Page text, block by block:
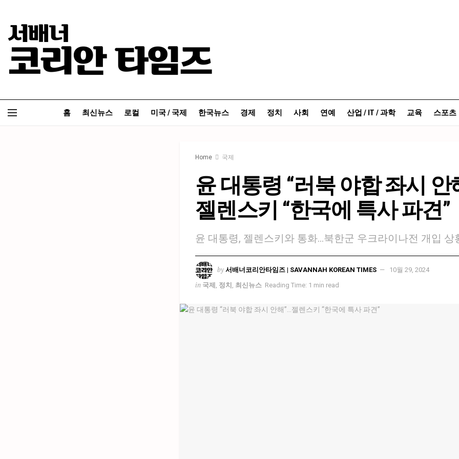
홈 최신뉴스 로컬 미국 / 국제 한국뉴스 경제 정치 사회 연예 산업 / IT / 과학 교육 스포츠
Home 국제
윤 대통령 “러북 야합 좌시 안
젤렌스키 “한국에 특사 파견”
윤 대통령, 젤렌스키와 통화…북한군 우크라이나전 개입 상
by 서배너코리안타임즈 | SAVANNAH KOREAN TIMES 10월 29, 2024
in 국제 정치 최신뉴스 Reading Time: 1 min read